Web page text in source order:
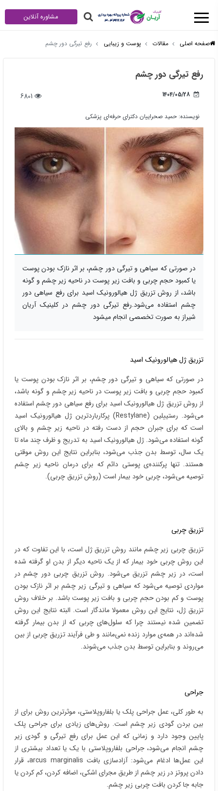
مشاوره آنلاین
صفحه اصلی مقالات پوست و زیبایی رفع تیرگی دور چشم
رفع تیرگی دور چشم
1404/05/28
نویسنده: حمید صحراییان دکترای حرفه‌ای پزشکی
در صورتی که سیاهی و تیرگی دور چشم، بر اثر نازک بودن پوست
یا کمبود حجم چربی و بافت زیر پوست در ناحیه زیر چشم و گونه
باشد، از روش تزریق ژل هیالورونیک اسید برای رفع سیاهی دور
چشم استفاده می‌شود.رفع تیرگی دور چشم در کلینیک آریان
شیراز به صورت تخصصی انجام میشود
تزریق ژل هیالورونیک اسید
در صورتی که سیاهی و تیرگی دور چشم، بر اثر نازک بودن پوست یا
کمبود حجم چربی و بافت زیر پوست در ناحیه زیر چشم و گونه باشد،
از روش تزریق ژل هیالورونیک اسید برای رفع سیاهی دور چشم استفاده
می‌شود. رستییلین (Restylane) پرکارباردترین ژل هیالورونیک اسید
است که برای جبران حجم از دست رفته در ناحیه زیر چشم و بالای
گونه استفاده می‌شود. ژل هیالورونیک اسید به تدریج و ظرف چند ماه تا
یک سال، توسط بدن جذب می‌شود، بنابراین نتایج این روش موقتی
هستند. تنها پرکننده‌ی پوستی دائم که برای درمان ناحیه زیر چشم
توصیه می‌شود، چربی خود بیمار است (روش تزریق چربی).
تزریق چربی
تزریق چربی زیر چشم مانند روش تزریق ژل است، با این تفاوت که در
این روش چربی خود بیمار که از یک ناحیه دیگر از بدن او گرفته شده
است، در زیر چشم تزریق می‌شود. روش تزریق چربی دور چشم در
مواردی توصیه می‌شود که سیاهی و تیرگی زیر چشم بر اثر نازک بودن
پوست و کم بودن حجم چربی و بافت زیر پوست باشد. بر خلاف روش
تزریق ژل، نتایج این روش معمولا ماندگار است. البته نتایج این روش
تضمین شده نیستند چرا که سلول‌های چربی که از بدن بیمار گرفته
شده‌اند در همه‌ی موارد زنده نمی‌مانند و طی فرآیند تزریق چربی از بین
می‌روند و بنابراین توسط بدن جذب می‌شوند.
جراحی
به طور کلی، عمل جراحی پلک یا بلفاروپلاستی، موثرترین روش برای از
بین بردن گودی زیر چشم است. روش‌های زیادی برای جراحی پلک
پایین وجود دارد و زمانی که این عمل برای رفع تیرگی و گودی زیر
چشم انجام می‌شود، جراحی بلفاروپلاستی با یک یا تعداد بیشتری از
این عمل‌ها ادغام می‌شود: آزادسازی بافت arcus marginalis، قرار
دادن پروتز در زیر چشم از طریق مجرای اشکی، اضافه کردن، کم کردن یا
جابه جا کردن بافت چربی زیر چشم.